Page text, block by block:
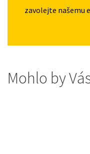
zavolejte našemu
Mohlo by